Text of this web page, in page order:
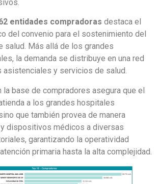
entidades compradoras destaca el
del convenio para el sostenimiento del
salud. Más allá de los grandes
la demanda se distribuye en una red
asistenciales y servicios de salud.
la base de compradores asegura que el
a los grandes hospitales
que también provea de manera
dispositivos médicos a diversas
garantizando la operatividad
primaria hasta la alta complejidad.